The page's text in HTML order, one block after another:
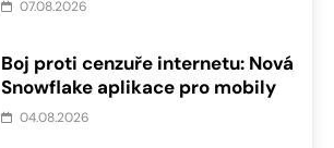
07.08.2026
Boj proti cenzuře internetu: Nová
Snowflake aplikace pro mobily
04.08.2026